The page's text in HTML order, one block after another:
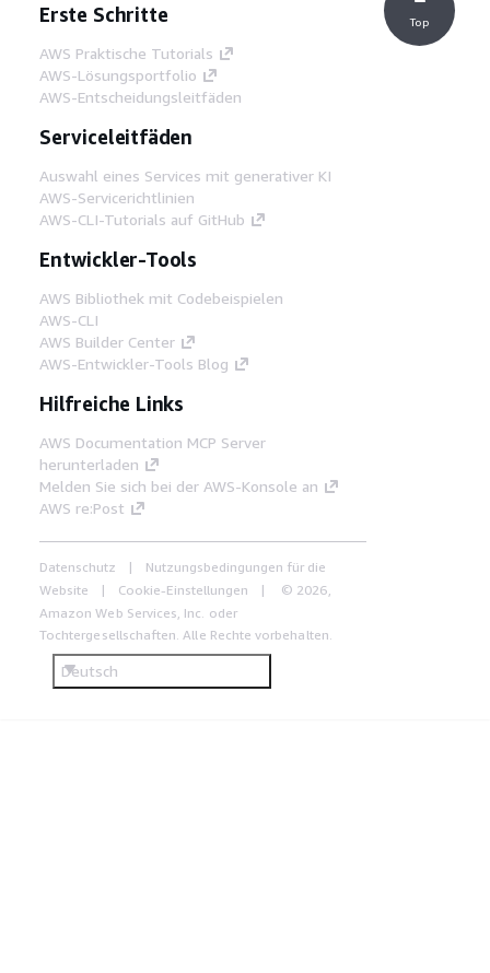
Erste Schritte
AWS Praktische Tutorials
AWS-Lösungsportfolio
AWS-Entscheidungsleitfäden
Serviceleitfäden
Auswahl eines Services mit generativer KI
AWS-Servicerichtlinien
AWS-CLI-Tutorials auf GitHub
Entwickler-Tools
AWS Bibliothek mit Codebeispielen
AWS-CLI
AWS Builder Center
AWS-Entwickler-Tools Blog
Hilfreiche Links
AWS Documentation MCP Server
herunterladen
Melden Sie sich bei der AWS-Konsole an
AWS re:Post
Datenschutz
Nutzungsbedingungen für die
Website
Cookie-Einstellungen
© 2026,
Amazon Web Services, Inc. oder
Tochtergesellschaften. Alle Rechte vorbehalten.
Deutsch
Top